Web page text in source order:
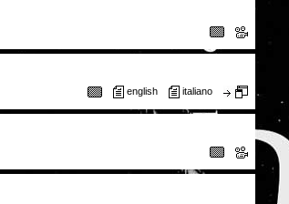
english
italiano